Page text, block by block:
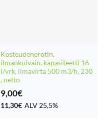
Kosteudenerotin,
ilmankuivain, kapasiteetti 16
l/vrk, ilmavirta 500 m3/h, 230
, netto
9,00€
11,30€ ALV 25,5%